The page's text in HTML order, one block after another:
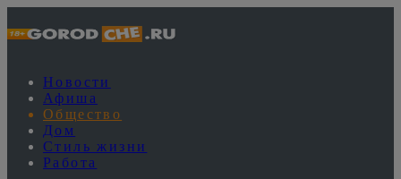
Новости
Афиша
Общество
Дом
Стиль жизни
Работа